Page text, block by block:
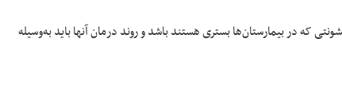
زنان صدمه‌دیده از خشونتی که در بیمارستان‌ها بستری هستند باشد و روند درمان آنها باید به‌وسیله